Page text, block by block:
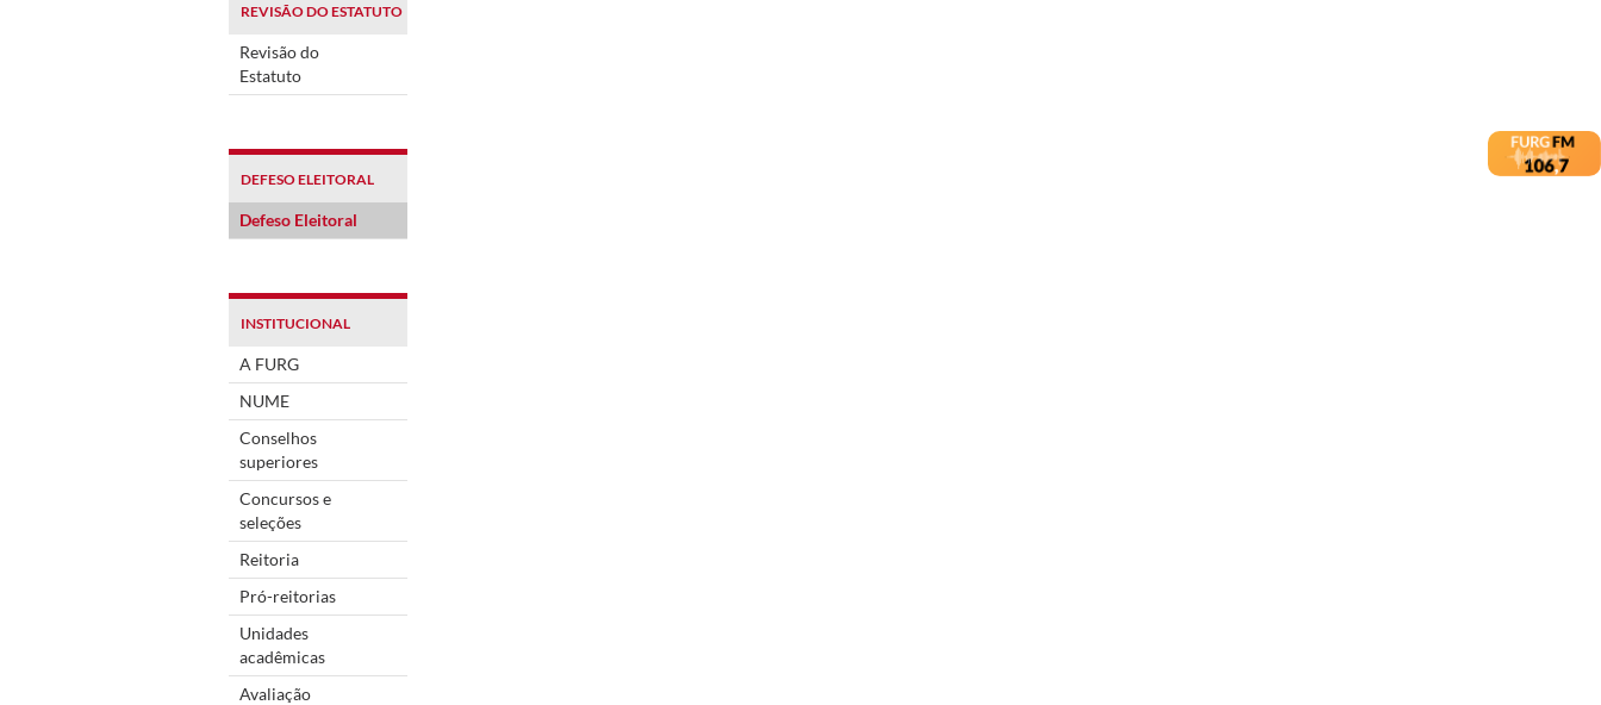
REVISÃO DO ESTATUTO
Revisão do
Estatuto
DEFESO ELEITORAL
Defeso Eleitoral
INSTITUCIONAL
A FURG
NUME
Conselhos
superiores
Concursos e
seleções
Reitoria
Pró-reitorias
Unidades
acadêmicas
Avaliação